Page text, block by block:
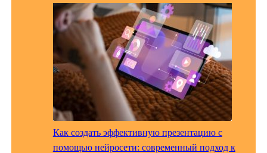
Как создать эффективную презентацию с
помощью нейросети: современный подход к